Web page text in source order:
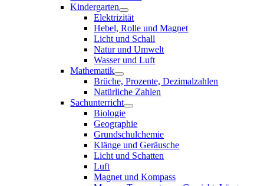
Kindergarten
Elektrizität
Hebel, Rolle und Magnet
Licht und Schall
Natur und Umwelt
Wasser und Luft
Mathematik
Brüche, Prozente, Dezimalzahlen
Natürliche Zahlen
Sachunterricht
Biologie
Geographie
Grundschulchemie
Klänge und Geräusche
Licht und Schatten
Luft
Magnet und Kompass